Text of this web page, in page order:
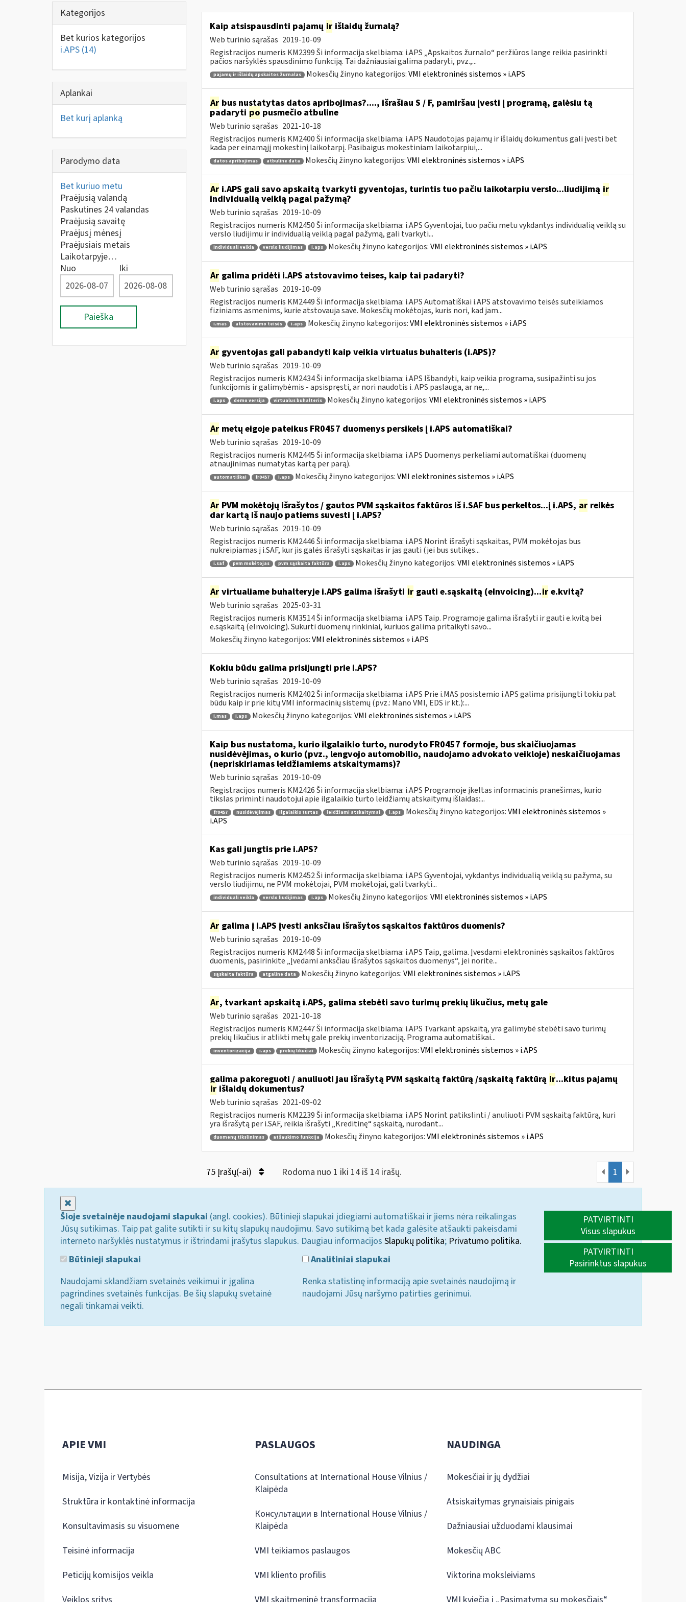
Kategorijos
Bet kurios kategorijos
i.APS (14)
Aplankai
Bet kurį aplanką
Parodymo data
Bet kuriuo metu
Praėjusią valandą
Paskutines 24 valandas
Praėjusią savaitę
Praėjusį mėnesį
Praėjusiais metais
Laikotarpyje…
Nuo
Iki
Paieška
Kaip atsispausdinti pajamų irišlaidų žurnalą?
Web turinio sąrašas 2019-10-09
Registracijos numeris KM2399 Ši informacija skelbiama: i.APS „Apskaitos žurnalo“ peržiūros lange reikia pasirinkti
pačios naršyklės spausdinimo funkciją. Tai dažniausiai galima padaryti, pvz.,...
pajamų ir išlaidų apskaitos žurnalas Mokesčių žinyno kategorijos:VMI elektroninės sistemos » i.APS
Arbus nustatytas datos apribojimas?...., išrašiau S / F, pamiršau įvesti į programą, galėsiu tą
padaryti po pusmečio atbuline
Web turinio sąrašas 2021-10-18
Registracijos numeris KM2400 Ši informacija skelbiama: i.APS Naudotojas pajamų ir išlaidų dokumentus gali įvesti bet
kada per einamąjį mokestinį laikotarpį. Pasibaigus mokestiniam laikotarpiui,...
datos apribojimas atbuline data Mokesčių žinyno kategorijos:VMI elektroninės sistemos » i.APS
Ari.APS gali savo apskaitą tvarkyti gyventojas, turintis tuo pačiu laikotarpiu verslo...liudijimą ir
individualią veiklą pagal pažymą?
Web turinio sąrašas 2019-10-09
Registracijos numeris KM2450 Ši informacija skelbiama: i.APS Gyventojai, tuo pačiu metu vykdantys individualią veiklą su
verslo liudijimu ir individualią veiklą pagal pažymą, gali tvarkyti...
individuali veikla verslo liudijimas i.aps Mokesčių žinyno kategorijos:VMI elektroninės sistemos » i.APS
Argalima pridėti i.APS atstovavimo teises, kaip tai padaryti?
Web turinio sąrašas 2019-10-09
Registracijos numeris KM2449 Ši informacija skelbiama: i.APS Automatiškai i.APS atstovavimo teisės suteikiamos
fiziniams asmenims, kurie atstovauja save. Mokesčių mokėtojas, kuris nori, kad jam...
i.mas atstovavimo teisės i.aps Mokesčių žinyno kategorijos:VMI elektroninės sistemos » i.APS
Argyventojas gali pabandyti kaip veikia virtualus buhalteris (i.APS)?
Web turinio sąrašas 2019-10-09
Registracijos numeris KM2434 Ši informacija skelbiama: i.APS Išbandyti, kaip veikia programa, susipažinti su jos
funkcijomis ir galimybėmis - apsispręsti, ar nori naudotis i. APS paslauga, ar ne,...
i.aps demo versija virtualus buhalteris Mokesčių žinyno kategorijos:VMI elektroninės sistemos » i.APS
Armetų eigoje pateikus FR0457 duomenys persikels į i.APS automatiškai?
Web turinio sąrašas 2019-10-09
Registracijos numeris KM2445 Ši informacija skelbiama: i.APS Duomenys perkeliami automatiškai (duomenų
atnaujinimas numatytas kartą per parą).
automatiškai fr0457 i.aps Mokesčių žinyno kategorijos:VMI elektroninės sistemos » i.APS
ArPVM mokėtojų išrašytos / gautos PVM sąskaitos faktūros iš i.SAF bus perkeltos...į i.APS, arreikės
dar kartą iš naujo patiems suvesti į i.APS?
Web turinio sąrašas 2019-10-09
Registracijos numeris KM2446 Ši informacija skelbiama: i.APS Norint išrašyti sąskaitas, PVM mokėtojas bus
nukreipiamas į i.SAF, kur jis galės išrašyti sąskaitas ir jas gauti (jei bus sutikęs...
i.saf pvm mokėtojas pvm sąskaita faktūra i.aps Mokesčių žinyno kategorijos:VMI elektroninės sistemos » i.APS
Arvirtualiame buhalteryje i.APS galima išrašyti irgauti e.sąskaitą (eInvoicing)...ire.kvitą?
Web turinio sąrašas 2025-03-31
Registracijos numeris KM3514 Ši informacija skelbiama: i.APS Taip. Programoje galima išrašyti ir gauti e.kvitą bei
e.sąskaitą (eInvoicing). Sukurti duomenų rinkiniai, kuriuos galima pritaikyti savo...
Mokesčių žinyno kategorijos:VMI elektroninės sistemos » i.APS
Kokiu būdu galima prisijungti prie i.APS?
Web turinio sąrašas 2019-10-09
Registracijos numeris KM2402 Ši informacija skelbiama: i.APS Prie i.MAS posistemio i.APS galima prisijungti tokiu pat
būdu kaip ir prie kitų VMI informacinių sistemų (pvz.: Mano VMI, EDS ir kt.):...
i.mas i.aps Mokesčių žinyno kategorijos:VMI elektroninės sistemos » i.APS
Kaip bus nustatoma, kurio ilgalaikio turto, nurodyto FR0457 formoje, bus skaičiuojamas
nusidėvėjimas, o kurio (pvz., lengvojo automobilio, naudojamo advokato veikloje) neskaičiuojamas
(nepriskiriamas leidžiamiems atskaitymams)?
Web turinio sąrašas 2019-10-09
Registracijos numeris KM2426 Ši informacija skelbiama: i.APS Programoje įkeltas informacinis pranešimas, kurio
tikslas priminti naudotojui apie ilgalaikio turto leidžiamų atskaitymų išlaidas:...
fr0457 nusidėvėjimas ilgalaikis turtas leidžiami atskaitymai i.aps Mokesčių žinyno kategorijos:VMI elektroninės sistemos »
i.APS
Kas gali jungtis prie i.APS?
Web turinio sąrašas 2019-10-09
Registracijos numeris KM2452 Ši informacija skelbiama: i.APS Gyventojai, vykdantys individualią veiklą su pažyma, su
verslo liudijimu, ne PVM mokėtojai, PVM mokėtojai, gali tvarkyti...
individuali veikla verslo liudijimas i.aps Mokesčių žinyno kategorijos:VMI elektroninės sistemos » i.APS
Argalima į i.APS įvesti anksčiau išrašytos sąskaitos faktūros duomenis?
Web turinio sąrašas 2019-10-09
Registracijos numeris KM2448 Ši informacija skelbiama: i.APS Taip, galima. Įvesdami elektroninės sąskaitos faktūros
duomenis, pasirinkite „Įvedami anksčiau išrašytos sąskaitos duomenys“, jei norite...
sąskaita faktūra atgaline data Mokesčių žinyno kategorijos:VMI elektroninės sistemos » i.APS
Ar, tvarkant apskaitą i.APS, galima stebėti savo turimų prekių likučius, metų gale
Web turinio sąrašas 2021-10-18
Registracijos numeris KM2447 Ši informacija skelbiama: i.APS Tvarkant apskaitą, yra galimybė stebėti savo turimų
prekių likučius ir atlikti metų gale prekių inventorizaciją. Programa automatiškai...
inventorizacija i.aps prekių likučiai Mokesčių žinyno kategorijos:VMI elektroninės sistemos » i.APS
galima pakoreguoti / anuliuoti jau išrašytą PVM sąskaitą faktūrą /sąskaitą faktūrą ir...kitus pajamų
irišlaidų dokumentus?
Web turinio sąrašas 2021-09-02
Registracijos numeris KM2239 Ši informacija skelbiama: i.APS Norint patikslinti / anuliuoti PVM sąskaitą faktūrą, kuri
yra išrašytą per i.SAF, reikia išrašyti „Kreditinę“ sąskaitą, nurodant...
duomenų tikslinimas atšaukimo funkcija Mokesčių žinyno kategorijos:VMI elektroninės sistemos » i.APS
75 Įrašų(-ai) Rodoma nuo 1 iki 14 iš 14 irašų. 1
Šioje svetainėje naudojami slapukai (angl. cookies). Būtinieji slapukai įdiegiami automatiškai ir jiems nėra reikalingas
Jūsų sutikimas. Taip pat galite sutikti ir su kitų slapukų naudojimu. Savo sutikimą bet kada galėsite atšaukti pakeisdami
interneto naršyklės nustatymus ir ištrindami įrašytus slapukus. Daugiau informacijos Slapukų politika; Privatumo politika.
Būtinieji slapukai
Naudojami sklandžiam svetainės veikimui ir įgalina
pagrindines svetainės funkcijas. Be šių slapukų svetainė
negali tinkamai veikti.
Analitiniai slapukai
Renka statistinę informaciją apie svetainės naudojimą ir
naudojami Jūsų naršymo patirties gerinimui.
PATVIRTINTI
Visus slapukus
PATVIRTINTI
Pasirinktus slapukus
APIE VMI
Misija, Vizija ir Vertybės
Struktūra ir kontaktinė informacija
Konsultavimasis su visuomene
Teisinė informacija
Peticijų komisijos veikla
PASLAUGOS
Consultations at International House Vilnius /
Klaipėda
Консультации в International House Vilnius /
Klaipėda
VMI teikiamos paslaugos
VMI kliento profilis
NAUDINGA
Mokesčiai ir jų dydžiai
Atsiskaitymas grynaisiais pinigais
Dažniausiai užduodami klausimai
Mokesčių ABC
Viktorina moksleiviams